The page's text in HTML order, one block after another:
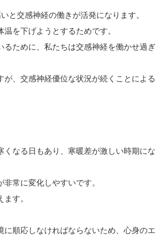
と交感神経の働きが活発になります。
を下げようとするためです。
るために、私たちは交感神経を働かせ過ぎ
、交感神経優位な状況が続くことによる
なる日もあり、寒暖差が激しい時期にな
常に変化しやすいです。
す。
順応しなければならないため、心身のエ